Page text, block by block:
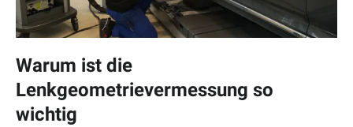
Warum ist die
Lenkgeometrievermessung so
wichtig